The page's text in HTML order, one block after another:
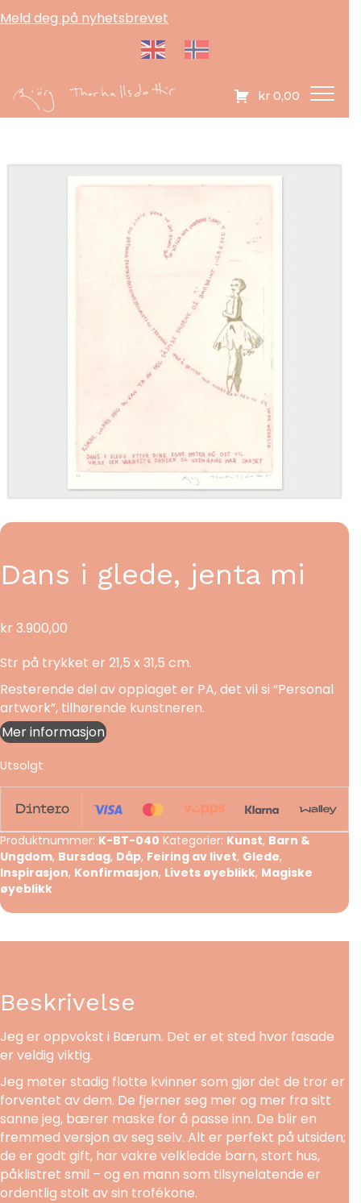
Meld deg på nyhetsbrevet
kr 0,00
Dans i glede, jenta mi
kr 3.900,00
Str på trykket er 21,5 x 31,5 cm.
Resterende del av opplaget er PA, det vil si “Personal
artwork”, tilhørende kunstneren.
Mer informasjon
Utsolgt
Produktnummer: K-BT-040 Kategorier: Kunst, Barn &
Ungdom, Bursdag, Dåp, Feiring av livet, Glede,
Inspirasjon, Konfirmasjon, Livets øyeblikk, Magiske
øyeblikk
Beskrivelse
Jeg er oppvokst i Bærum. Det er et sted hvor fasade
er veldig viktig.
Jeg møter stadig flotte kvinner som gjør det de tror er
forventet av dem. De fjerner seg mer og mer fra sitt
sanne jeg, bærer maske for å passe inn. De blir en
fremmed versjon av seg selv. Alt er perfekt på utsiden;
de er godt gift, har vakre velkledde barn, stort hus,
påklistret smil – og en mann som tilsynelatende er
ordentlig stolt av sin trofékone.